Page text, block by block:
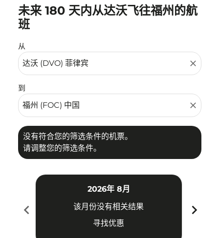
未来 180 天内从达沃飞往福州的航
班
从
close
到
close
没有符合您的筛选条件的机票。
请调整您的筛选条件。
没有符合您的筛选条件的机票。请调整您的筛选条件。
chevron_left
2026年 8月
该月份没有相关结果
寻找优惠
chevron_right